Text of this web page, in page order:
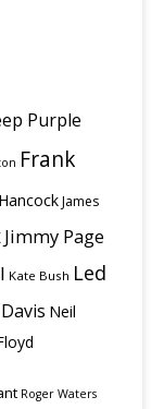
Purple
Frank
James
Jimmy Page
Kate Bush Led
Neil
Roger Waters